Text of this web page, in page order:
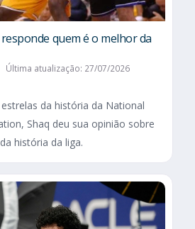
responde quem é o melhor da
Última atualização: 27/07/2026
da história da National
Shaq deu sua opinião sobre
história da liga.